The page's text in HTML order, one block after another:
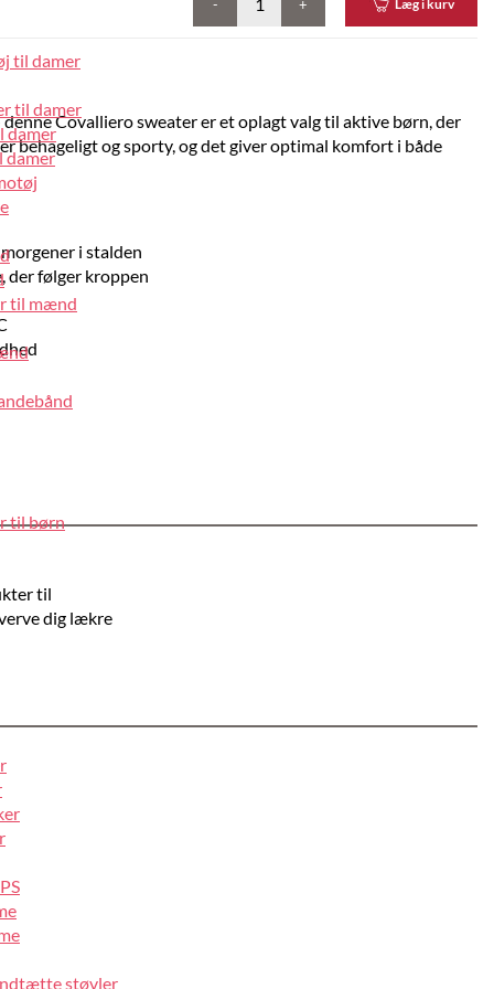
til damer
til damer
damer
damer
til mænd
til børn
støvler
- + Læg i kurv
Covalliero sweater er et oplagt valg til aktive børn, der
behageligt og sporty, og det giver optimal komfort i både
i stalden
der følger kroppen
til
dig lækre